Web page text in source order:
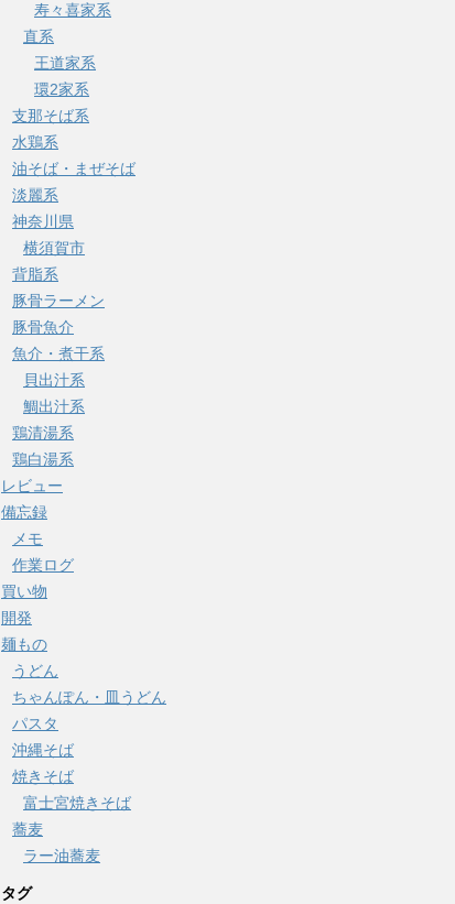
寿々喜家系
直系
王道家系
環2家系
支那そば系
水鶏系
油そば・まぜそば
淡麗系
神奈川県
横須賀市
背脂系
豚骨ラーメン
豚骨魚介
魚介・煮干系
貝出汁系
鯛出汁系
鶏清湯系
鶏白湯系
レビュー
備忘録
メモ
作業ログ
買い物
開発
麺もの
うどん
ちゃんぽん・皿うどん
パスタ
沖縄そば
焼きそば
富士宮焼きそば
蕎麦
ラー油蕎麦
タグ